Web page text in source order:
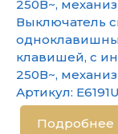
Выключатель
клавишей, с
250В~,
Артикул: E6191U
Подробнее